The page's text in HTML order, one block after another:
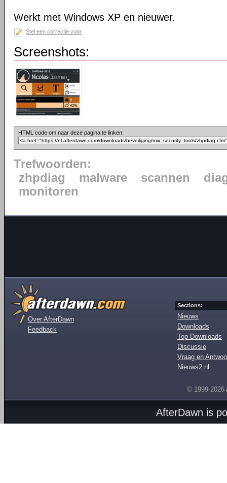
Werkt met Windows XP en nieuwer.
Stel een correctie voor
Screenshots:
HTML code om naar deze pagina te linken:
Trefwoorden:
zhpdiag
malware scannen
monitoren
Over AfterDawn
Feedback
Sections:
Nieuws
Downloads
Top Downloads
Discussie
Vraag en
Nieuws2.nl
© 1999-2026
AfterDawn is